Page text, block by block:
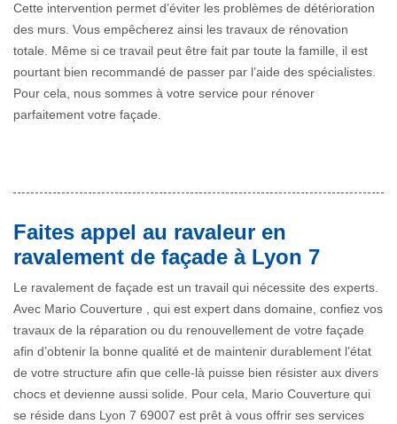
Cette intervention permet d’éviter les problèmes de détérioration
des murs. Vous empêcherez ainsi les travaux de rénovation
totale. Même si ce travail peut être fait par toute la famille, il est
pourtant bien recommandé de passer par l’aide des spécialistes.
Pour cela, nous sommes à votre service pour rénover
parfaitement votre façade.
Faites appel au ravaleur en
ravalement de façade à Lyon 7
Le ravalement de façade est un travail qui nécessite des experts.
Avec Mario Couverture , qui est expert dans domaine, confiez vos
travaux de la réparation ou du renouvellement de votre façade
afin d’obtenir la bonne qualité et de maintenir durablement l’état
de votre structure afin que celle-là puisse bien résister aux divers
chocs et devienne aussi solide. Pour cela, Mario Couverture qui
se réside dans Lyon 7 69007 est prêt à vous offrir ses services